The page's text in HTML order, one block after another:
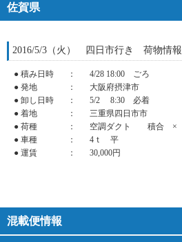
佐賀県
2016/5/3（火） 四日市行き 荷物情報
● 積み日時 ：
4/28 18:00 ごろ
● 発地
：
大阪府摂津市
● 卸し日時
：
5/2 8:30 必着
● 着地
：
三重県四日市市
● 荷種
：
空調ダクト 積合 ×
● 車種
：
4ｔ 平
● 運賃
： 30,000円
混載便情報